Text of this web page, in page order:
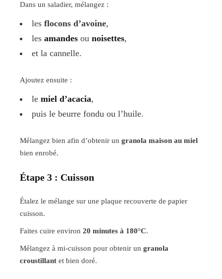
Dans un saladier, mélangez :
les flocons d’avoine,
les amandes ounoisettes,
et la cannelle.
Ajoutez ensuite :
lemiel d’acacia,
puis le beurre fondu ou l’huile.
Mélangez bien afin d’obtenir ungranola maison au miel
bien enrobé.
Étape 3 : Cuisson
Étalez le mélange sur une plaque recouverte de papier
cuisson.
Faites cuire environ20 minutes à 180°C.
Mélangez à mi-cuisson pour obtenir ungranola
croustillant et bien doré.